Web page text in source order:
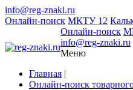
info@reg-znaki.ru
Онлайн-поиск МКТУ 12
Онлайн-поиск
info@reg-znaki.ru
Меню
Главная |
Онлайн-поиск